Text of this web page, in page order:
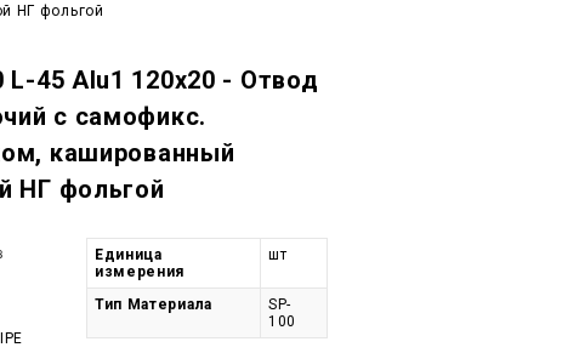
НГ фольгой
L-45 Alu1 120x20 - Отвод
c самофикс.
кашированный
НГ фольгой
Единица
измерения
шт
Тип Материала
SP-
100